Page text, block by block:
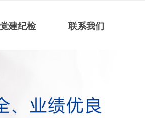
党建纪检 联系我们